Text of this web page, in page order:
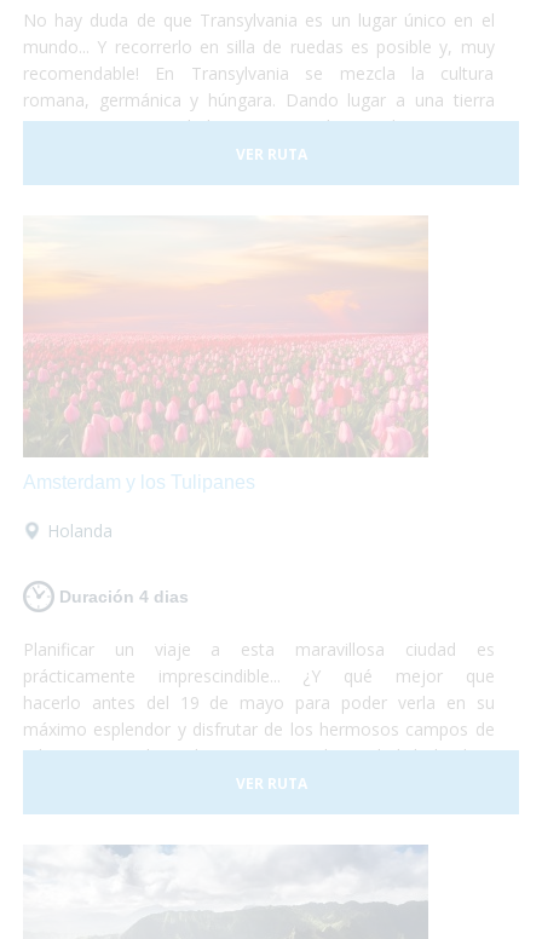
No hay duda de que Transylvania es un lugar único en el
mundo... Y recorrerlo en silla de ruedas es posible y, muy
recomendable! En Transylvania se mezcla la cultura
romana, germánica y húngara. Dando lugar a una tierra
compuesta por ciudades muy variadas, tradiciones muy
diferentes, artes y estilos de vida muy diversos. No lo dudes
más y haz las maletas para ir a conocer Rumania... ¡Te
VER RUTA
Amsterdam y los Tulipanes
Holanda
Duración 4 dias
Planificar un viaje a esta maravillosa ciudad es
prácticamente imprescindible... ¿Y qué mejor que
hacerlo antes del 19 de mayo para poder verla en su
máximo esplendor y disfrutar de los hermosos campos de
tulipanes que la rodean? Viajar a la ciudad holandesa
de Ámsterdam es posible para todo el mundo. Se trata de
una ciudad totalmente adaptada para personas con
dudes más y, ¡Planifica tu viaje a Ámsterdam!¡Antes de que
VER RUTA